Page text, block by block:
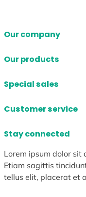
Our company
Our products
Special sales
Customer service
Stay connected
Lorem ipsum dolor sit
Etiam sagittis
tellus elit, placerat et